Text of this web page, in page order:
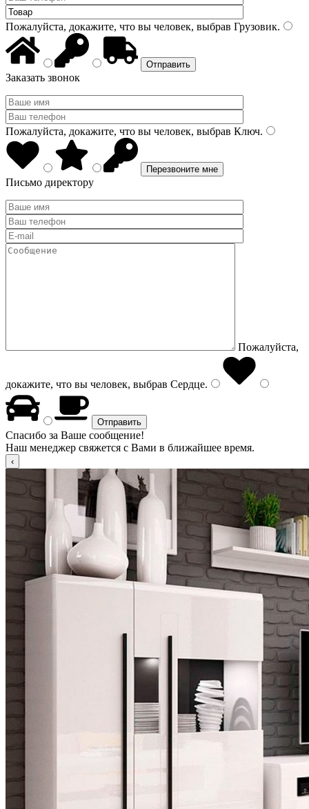
Пожалуйста, докажите, что вы человек, выбрав Грузовик.
Заказать звонок
Пожалуйста, докажите, что вы человек, выбрав Ключ.
Письмо директору
Пожалуйста,
докажите, что вы человек, выбрав Сердце.
Спасибо за Ваше сообщение!
Наш менеджер свяжется с Вами в ближайшее время.